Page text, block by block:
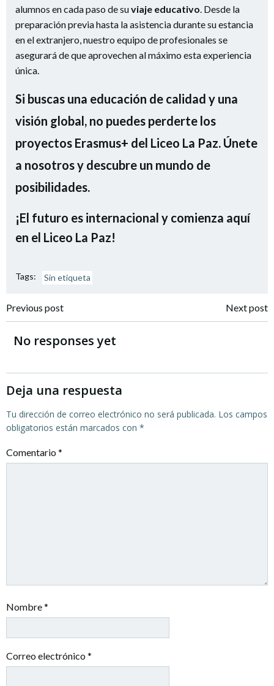
alumnos en cada paso de suviaje educativo . Desde la
preparación previa hasta la asistencia durante su estancia
en el extranjero, nuestro equipo de profesionales se
asegurará de que aprovechen al máximo esta experiencia
única.
Si buscas una educación de calidad y una
visión global, no puedes perderte los
proyectos Erasmus+ del Liceo La Paz. Únete
a nosotros y descubre un mundo de
posibilidades.
¡El futuro es internacional y comienza aquí
en el Liceo La Paz!
Tags: Sin etiqueta
Navegación
por
las
entradas
Previous post
Navegación
las
Next post
No responses yet
Deja una respuesta
Tu dirección de correo electrónico no será publicada. Los campos
obligatorios están marcados con *
Comentario*
Nombre*
Correo electrónico*